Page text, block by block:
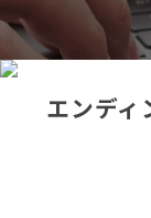
エンディ